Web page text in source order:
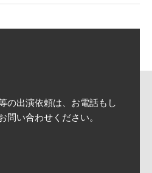
出演依頼は、 お電話もし
問い合わせください。